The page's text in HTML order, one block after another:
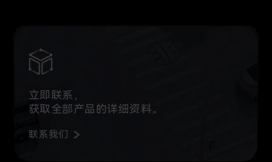
立即联系，
获取全部产品的详细资料。
联系我们